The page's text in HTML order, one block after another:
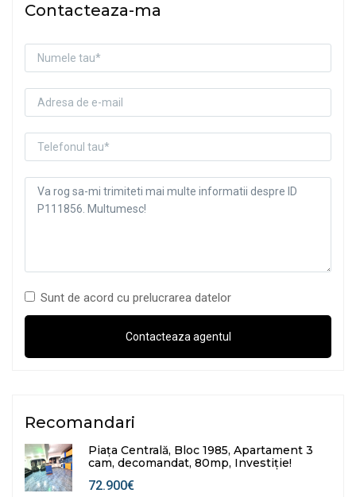
Contacteaza-ma
Sunt de acord cu prelucrarea datelor
Recomandari
Piața Centrală, Bloc 1985, Apartament 3
cam, decomandat, 80mp, Investiție!
72.900€